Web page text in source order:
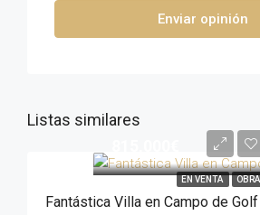
Enviar opinión
Listas similares
EN VENTA
Fantástica Villa en Campo de Golf